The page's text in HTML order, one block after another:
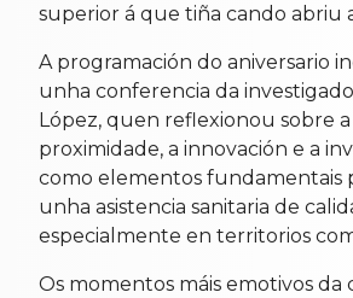
superior á que tiña cando abriu
A programación do aniversario
unha conferencia da
López, quen reflexionou sobre
proximidade, a innovación e a
como elementos fundamentais
unha asistencia sanitaria de
especialmente en territorios
Os momentos máis emotivos da